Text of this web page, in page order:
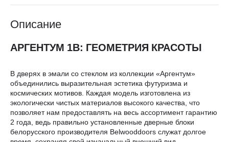
Описание
АРГЕНТУМ 1B: ГЕОМЕТРИЯ КРАСОТЫ
В дверях в эмали со стеклом из коллекции «Аргентум»
объединились выразительная эстетика футуризма и
космических мотивов. Каждая модель изготовлена из
экологически чистых материалов высокого качества, что
позволяет нам предоставлять на весь ассортимент гарантию
2 года, ведь правильно установленные дверные блоки
белорусского производителя Belwooddoors служат долгое